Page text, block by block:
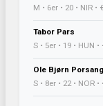
M • 6er • 20 • NIR •
Tabor Pars
S • 5er • 19 • HUN
Ole Bjørn
S • 8er • 22 • NOR